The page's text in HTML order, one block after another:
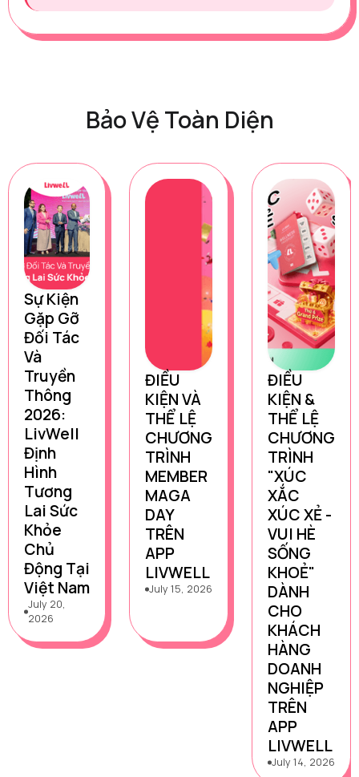
Bảo Vệ Toàn Diện
Sự Kiện
Gặp Gỡ
Đối Tác
Và
Truyền
Thông
2026:
LivWell
Định
Hình
Tương
Lai Sức
Khỏe
Chủ
Động Tại
Việt Nam
July 20,
2026
ĐIỀU
KIỆN VÀ
THỂ LỆ
CHƯƠNG
TRÌNH
MEMBER
MAGA
DAY
TRÊN
APP
LIVWELL
July 15, 2026
ĐIỀU
KIỆN &
THỂ LỆ
CHƯƠNG
TRÌNH
"XÚC
XẮC
XÚC XẺ -
VUI HÈ
SỐNG
KHOẺ"
DÀNH
CHO
KHÁCH
HÀNG
DOANH
NGHIỆP
TRÊN
APP
LIVWELL
July 14, 2026